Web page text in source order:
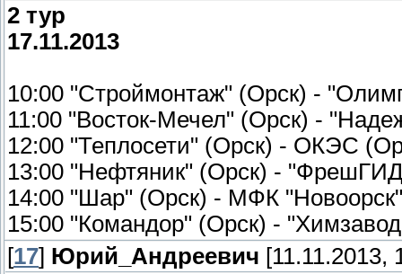
2 тур
17.11.2013
10:00 "Строймонтаж" (Орск) -
11:00 "Восток-Мечел" (Орск) -
12:00 "Теплосети" (Орск) - ОКЭС
13:00 "Нефтяник" (Орск) -
14:00 "Шар" (Орск) - МФК
15:00 "Командор" (Орск) -
[17] Юрий_Андреевич [11.11.2013,